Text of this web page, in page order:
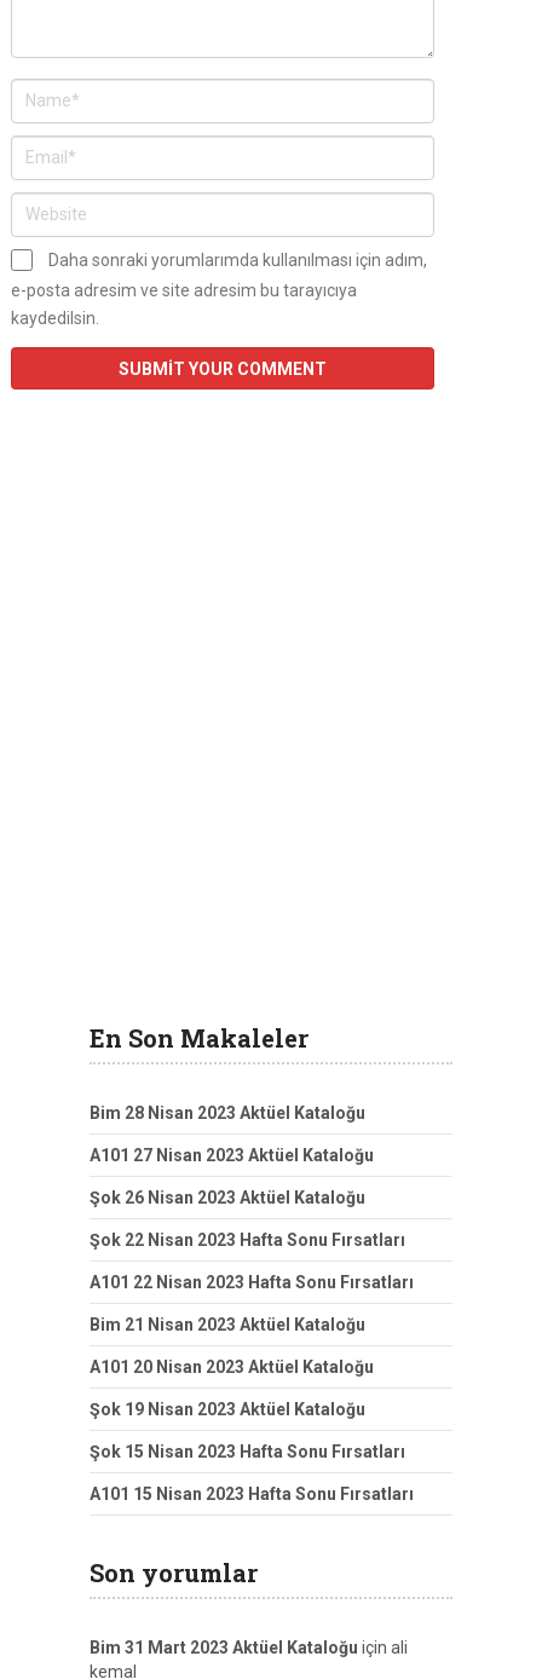
Daha sonraki yorumlarımda kullanılması için adım,
e-posta adresim ve site adresim bu tarayıcıya
kaydedilsin.
En Son Makaleler
Bim 28 Nisan 2023 Aktüel Kataloğu
A101 27 Nisan 2023 Aktüel Kataloğu
Şok 26 Nisan 2023 Aktüel Kataloğu
Şok 22 Nisan 2023 Hafta Sonu Fırsatları
A101 22 Nisan 2023 Hafta Sonu Fırsatları
Bim 21 Nisan 2023 Aktüel Kataloğu
A101 20 Nisan 2023 Aktüel Kataloğu
Şok 19 Nisan 2023 Aktüel Kataloğu
Şok 15 Nisan 2023 Hafta Sonu Fırsatları
A101 15 Nisan 2023 Hafta Sonu Fırsatları
Son yorumlar
Bim 31 Mart 2023 Aktüel Kataloğu için ali
kemal